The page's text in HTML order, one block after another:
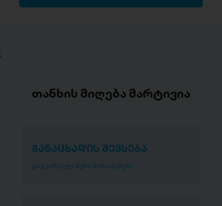
;
თანხის მიღება მარტივია
განაცხადის შევსება
დაგვიზუსტე შენი მონაცემები